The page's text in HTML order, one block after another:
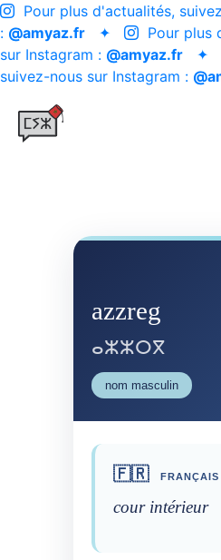
Pour plus d'actualités,
: @amyaz.fr ✦
Pour plus
sur Instagram : @amyaz.fr ✦
suivez-nous sur Instagram :
azzreg
ⴰⵣⵣⵔⴳ
nom masculin
🇫🇷 FRANÇAIS
cour intérieur